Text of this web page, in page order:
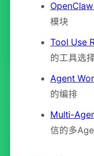
模块
Tool Use
的工具选
Agent
的编排
Multi-
信的多